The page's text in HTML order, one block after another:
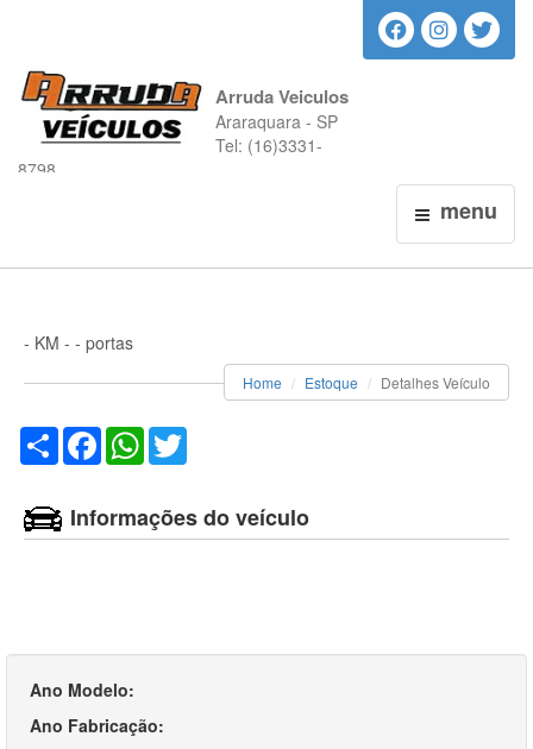
Arruda Veiculos
Araraquara - SP
Tel: (16)3331-
8798
menu
- KM - - portas
Home Estoque Detalhes Veículo
Compartilhar
FacebookWhatsApp
Informações do veículo
Ano Modelo:
Ano Fabricação: